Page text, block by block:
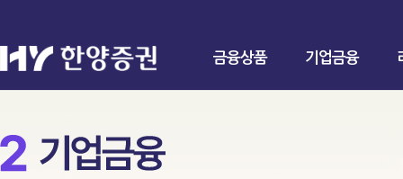
금융상품 기업금융